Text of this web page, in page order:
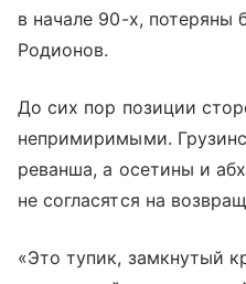
в начале 90-х, потеряны
Родионов.
До сих пор позиции
непримиримыми.
реванша, а осетины и
не согласятся на
«Это тупик, замкнутый